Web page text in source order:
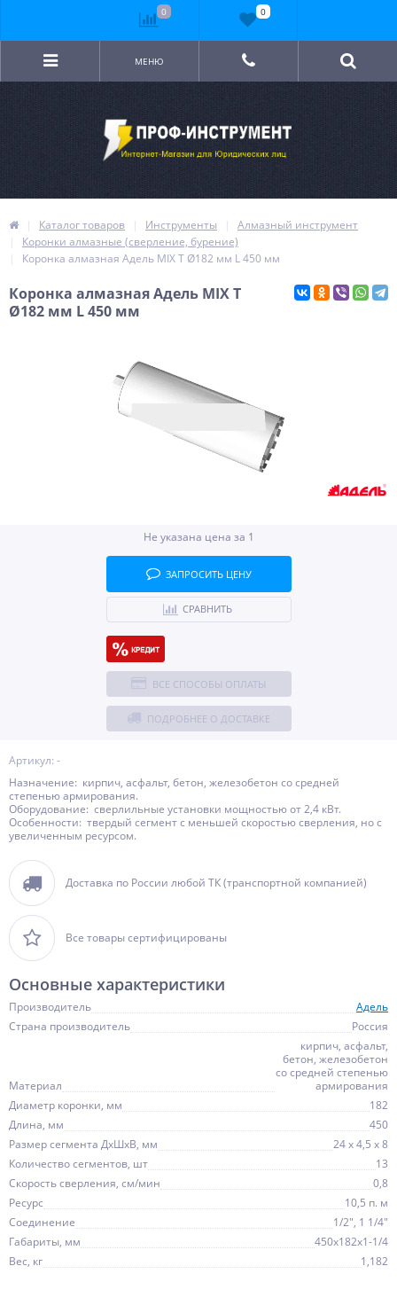
МЕНЮ
Каталог товаров Инструменты
Алмазный инструмент
Коронки алмазные (сверление, бурение)
Коронка алмазная Адель MIX T Ø182 мм L 450 мм
Коронка алмазная Адель MIX T
Ø182 мм L 450 мм
Артикул: -
Назначение: кирпич, асфальт, бетон, железобетон со средней
степенью армирования.
Оборудование: сверлильные установки мощностью от 2,4 кВт.
Особенности: твердый сегмент с меньшей скоростью сверления, но с
увеличенным ресурсом.
Доставка по России любой ТК (транспортной компанией)
Все товары сертифицированы
Не указана цена за 1
ЗАПРОСИТЬ ЦЕНУ
СРАВНИТЬ
ВСЕ СПОСОБЫ ОПЛАТЫ
ПОДРОБНЕЕ О ДОСТАВКЕ
Основные характеристики
Производитель
Адель
Страна производитель
Россия
Материал
кирпич, асфальт,
бетон, железобетон
со средней степенью
армирования
Диаметр коронки, мм
182
Длина, мм
450
Размер сегмента ДхШхВ, мм
24 х 4,5 х 8
Количество сегментов, шт
13
Скорость сверления, см/мин
0,8
Ресурс
10,5 п. м
Соединение
1/2", 1 1/4"
Габариты, мм
450х182х1-1/4
Вес, кг
1,182
0 0